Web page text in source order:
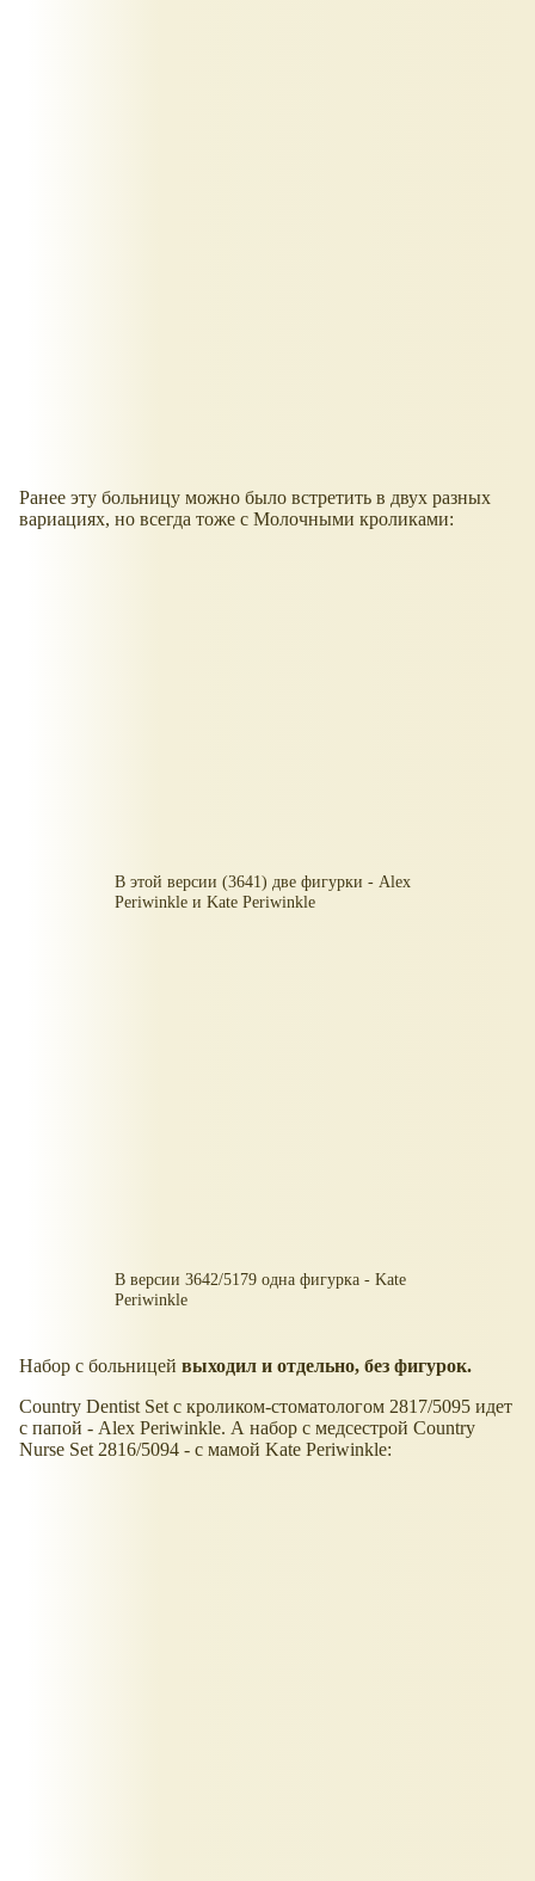
Ранее эту больницу можно было встретить в двух разных
вариациях, но всегда тоже с Молочными кроликами:
В этой версии (3641) две фигурки - Alex
Periwinkle и Kate Periwinkle
В версии 3642/5179 одна фигурка - Kate
Periwinkle
Набор с больницей выходил и отдельно, без фигурок.
Country Dentist Set с кроликом-стоматологом 2817/5095 идет
с папой - Alex Periwinkle. А набор с медсестрой Country
Nurse Set 2816/5094 - с мамой Kate Periwinkle: